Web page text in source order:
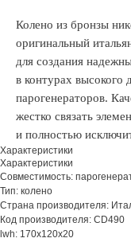
Колено из бронзы
оригинальный
для создания
в контурах высокого
парогенераторов.
жестко связать
и полностью
Характеристики
Характеристики
Совместимость:
Тип: колено
Страна производителя:
Код производителя: CD490
lwh: 170x120x20